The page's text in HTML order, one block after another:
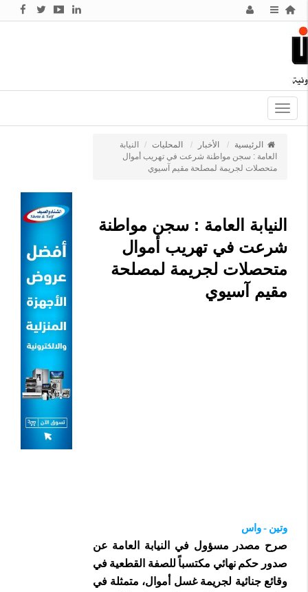
Toggle
navigation
الرئيسية الأخبار المحليات
النيابة
العامة : سجن مواطنة شرعت في تهريب أموال
متحصلات لجريمة لمصلحة مقيم آسيوي
النيابة العامة : سجن مواطنة
شرعت في تهريب أموال
متحصلات لجريمة لمصلحة
مقيم آسيوي
وتين - واس
صرح مصدر مسؤول في النيابة العامة عن
صدور حكم نهائي مكتسباً للصفة القطعية في
وقائع جنائية لجريمة غسل أموال، متمثلة في